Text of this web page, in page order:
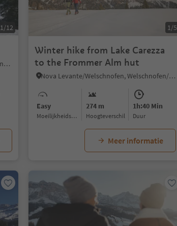
1/12
S.Cristina Gherdëina/S.Cristina Val Gardena/S.Cristina Gherdëina/St.Christina in Gröden, S.Crestina Gherdëina/Santa Cristina Val Gardana, Dolomites Region Val Gardena
1/5
Winter hike from Lake Carezza
to the Frommer Alm hut
Nova Levante/Welschnofen, Welschnofen/Nova Levante, Dolomites Region Eggental
Easy
Moeilijkheidsgraad
274 m
Hoogteverschil
1h:40 Min
Duur
Meer informatie